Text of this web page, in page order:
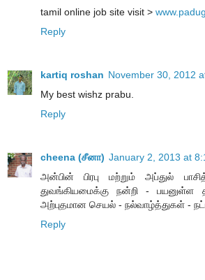
tamil online job site visit >
Reply
kartiq roshan November 30, 2012
My best wishz prabu.
Reply
cheena (சீனா) January 2, 2013 at
அன்பின் பிரபு மற்றும் அப்துல்
துவங்கியமைக்கு நன்றி -
அற்புதமான செயல் - நல்வாழ்த்துகள் -
Reply